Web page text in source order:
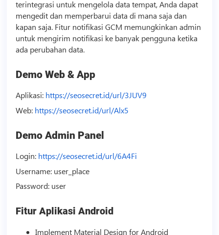
terintegrasi untuk mengelola data tempat, Anda dapat
mengedit dan memperbarui data di mana saja dan
kapan saja. Fitur notifikasi GCM memungkinkan admin
untuk mengirim notifikasi ke banyak pengguna ketika
ada perubahan data.
Demo Web & App
Aplikasi: https://seosecret.id/url/3JUV9
Web: https://seosecret.id/url/Alx5
Demo Admin Panel
Login: https://seosecret.id/url/6A4Fi
Username: user_place
Password: user
Fitur Aplikasi Android
Implement Material Design for Android